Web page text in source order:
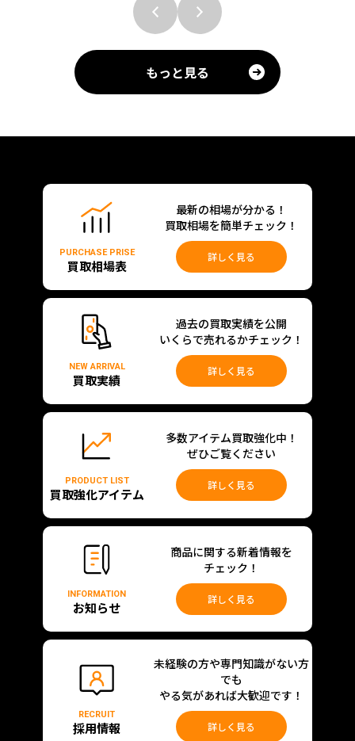
もっと見る
PURCHASE PRISE
買取相場表
最新の相場が分かる！
買取相場を簡単チェック！
詳しく見る
NEW ARRIVAL
買取実績
過去の買取実績を公開
いくらで売れるかチェック！
詳しく見る
PRODUCT LIST
買取強化アイテム
多数アイテム買取強化中！
ぜひご覧ください
詳しく見る
INFORMATION
お知らせ
商品に関する新着情報を
チェック！
詳しく見る
RECRUIT
採用情報
未経験の方や専門知識がない方
でも
やる気があれば大歓迎です！
詳しく見る